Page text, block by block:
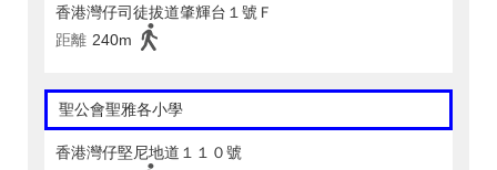
香港灣仔司徒拔道肇輝台１號Ｆ
距離 240m
聖公會聖雅各小學
香港灣仔堅尼地道１１０號